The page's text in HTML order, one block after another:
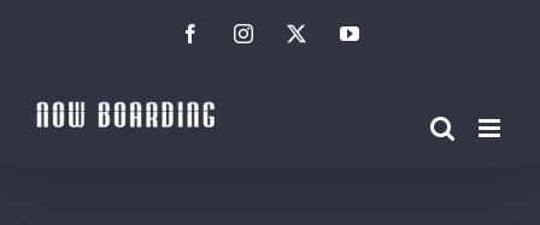
conteúdo
FacebookInstagramTwitterYouTube